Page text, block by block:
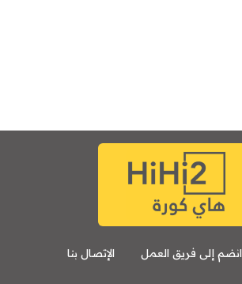
انضم إلى فريق العمل الإتصال بنا